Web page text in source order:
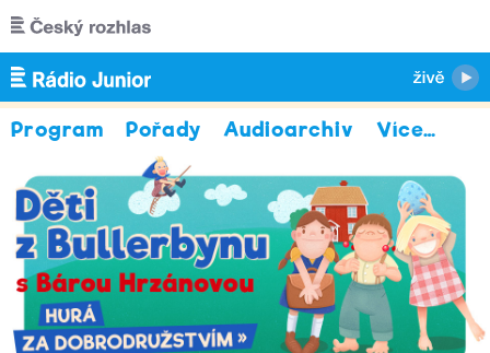
Přejít k hlavnímu obsahu
Program Pořady Audioarchiv Více…